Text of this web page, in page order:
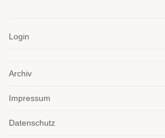
Login
Archiv
Impressum
Datenschutz